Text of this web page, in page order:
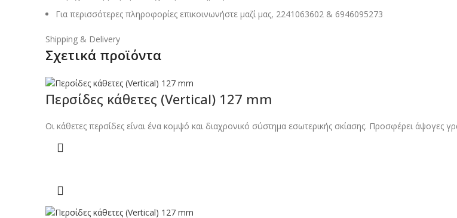
Για περισσότερες πληροφορίες επικοινωνήστε μαζί μας, 2241063602 & 6946095273
Shipping & Delivery
Σχετικά προϊόντα
Περσίδες κάθετες (Vertical) 127 mm
Οι κάθετες περσίδες είναι ένα κομψό και διαχρονικό σύστημα εσωτερικής σκίασης. Προσφέρει άψογες